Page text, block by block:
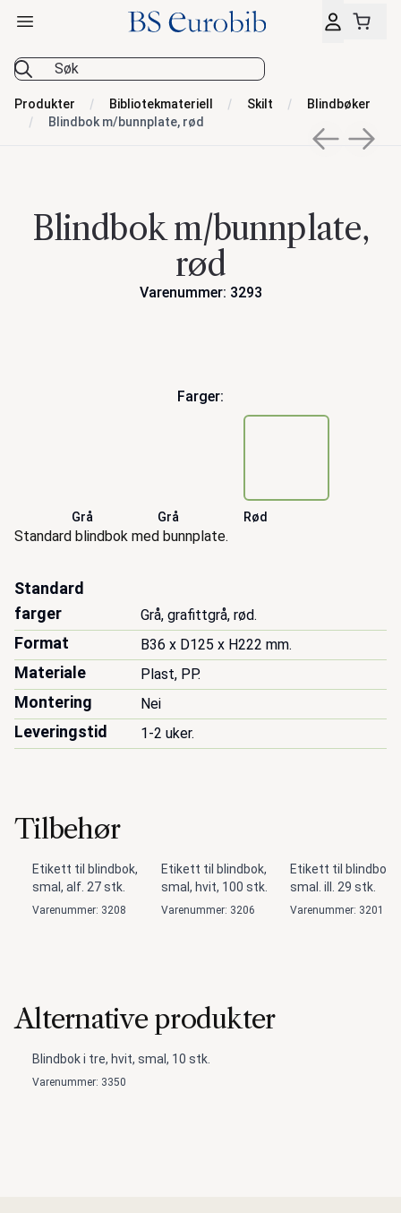
BS Eurobib
Åpne hovedmeny
Produkter Bibliotekmateriell Skilt
Blindbøker
Blindbok m/bunnplate, rød
Previous
Next
Blindbok m/bunnplate,
rød
Varenummer: 3293
Farger:
Grå Grå Rød
Beskrivelse
Standard blindbok med bunnplate.
Standard
farger
Grå, grafittgrå, rød.
Format B36 x D125 x H222 mm.
Materiale Plast, PP.
Montering Nei
Leveringstid 1-2 uker.
Tilbehør
Etikett til blindbok,
smal, alf. 27 stk.
Varenummer: 3208
Etikett til blindbok,
smal, hvit, 100 stk.
Varenummer: 3206
Etikett til blindbok,
smal. ill. 29 stk.
Varenummer: 3201
Alternative produkter
Blindbok i tre, hvit, smal, 10 stk.
Varenummer: 3350